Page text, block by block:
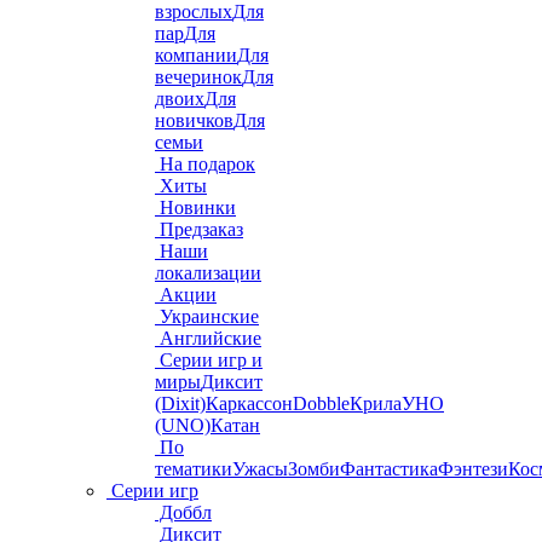
взрослыхДля
парДля
компанииДля
вечеринокДля
двоихДля
новичковДля
семьи
На подарок
Хиты
Новинки
Предзаказ
Наши
локализации
Акции
Украинские
Английские
Серии игр и
мирыДиксит
(Dixit)КаркассонDobbleКрилаУНО
(UNO)Катан
По
тематикиУжасыЗомбиФантастикаФэнтези
Серии игр
Доббл
Диксит